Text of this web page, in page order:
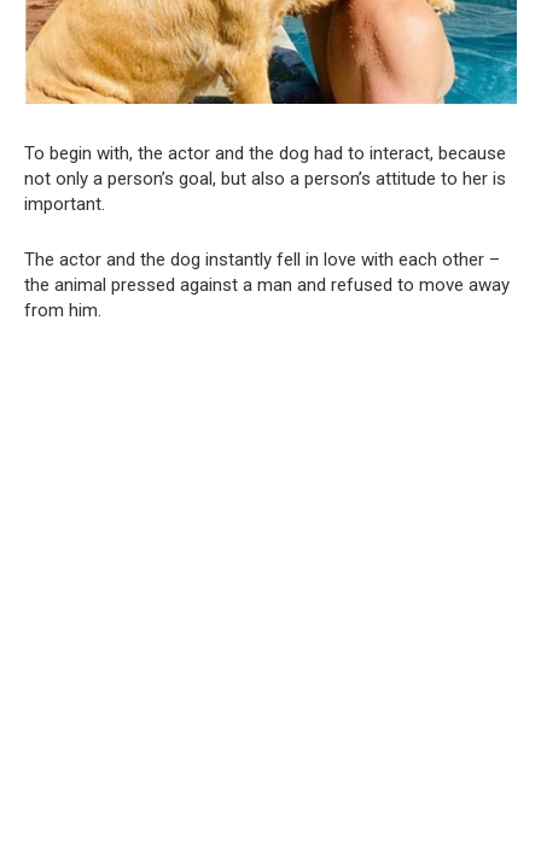
To begin with, the actor and the dog had to interact, because
not only a person’s goal, but also a person’s attitude to her is
important.
The actor and the dog instantly fell in love with each other –
the animal pressed against a man and refused to move away
from him.